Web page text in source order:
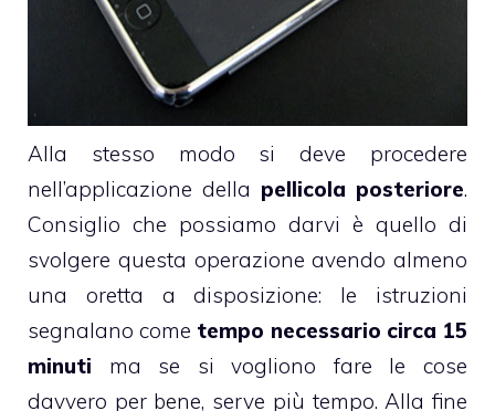
Alla stesso modo si deve procedere
nell’applicazione della pellicola posteriore.
Consiglio che possiamo darvi è quello di
svolgere questa operazione avendo almeno
una oretta a disposizione: le istruzioni
segnalano come tempo necessario circa 15
minuti ma se si vogliono fare le cose
davvero per bene, serve più tempo. Alla fine